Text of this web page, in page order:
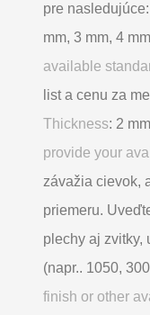
pre nasledujúce:
mm, 3 mm, 4
available
list a cenu za
Thickness: 2
provide your
závažia cievok,
priemeru.
plechy aj zvitky,
(napr.. 1050,
finish or other